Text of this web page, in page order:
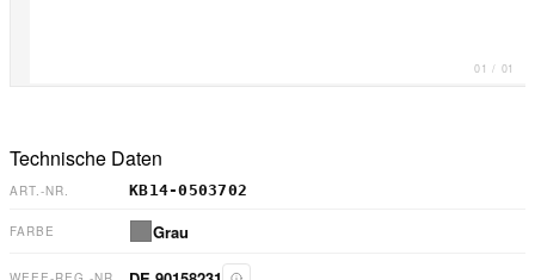
01 / 01
Technische Daten
ART.-NR. KB14-0503702
FARBE Grau